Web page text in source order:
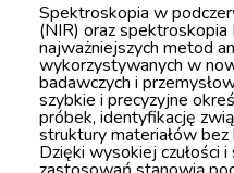
Spektroskopia w
(NIR) oraz spektroskopia
najważniejszych metod
wykorzystywanych w
badawczych i
szybkie i precyzyjne
próbek, identyfikację
struktury materiałów bez
Dzięki wysokiej czułości